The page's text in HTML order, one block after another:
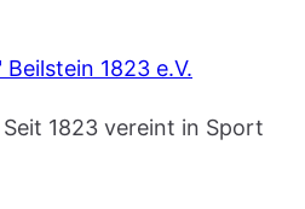
1823 e.V.
1823 vereint in Sport